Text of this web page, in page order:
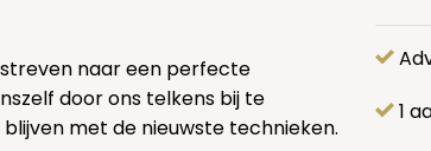
naar een perfecte
door ons telkens bij te
met de nieuwste technieken.
1